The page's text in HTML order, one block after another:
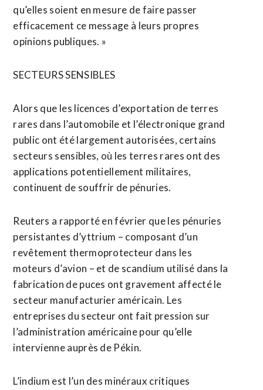
qu’elles soient en mesure de faire passer
efficacement ce message à leurs propres
opinions publiques. »
SECTEURS SENSIBLES
Alors que ⁠les licences d’exportation de terres
rares dans l’automobile et l’électronique grand
public ont été largement autorisées, ​certains
secteurs sensibles, où ​les terres rares ont des
applications potentiellement militaires,
continuent de souffrir de pénuries.
Reuters a rapporté en février que les pénuries
persistantes d’yttrium – composant d’un ​
revêtement thermoprotecteur dans les
moteurs d’avion – et de scandium utilisé dans la
fabrication de puces ont gravement affecté le
secteur manufacturier américain. Les
entreprises du secteur ont fait pression sur
l’administration américaine ‌pour qu’elle
intervienne auprès de Pékin.
L’indium ​est l’un des minéraux critiques